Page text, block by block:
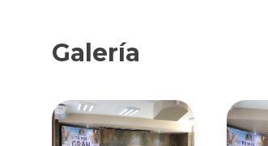
Galería